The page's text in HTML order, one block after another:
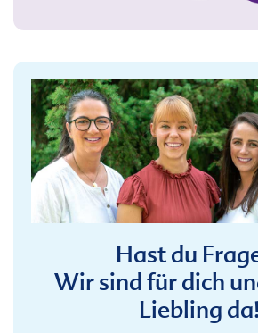
Hast du
Wir sind für dich
Liebling da!